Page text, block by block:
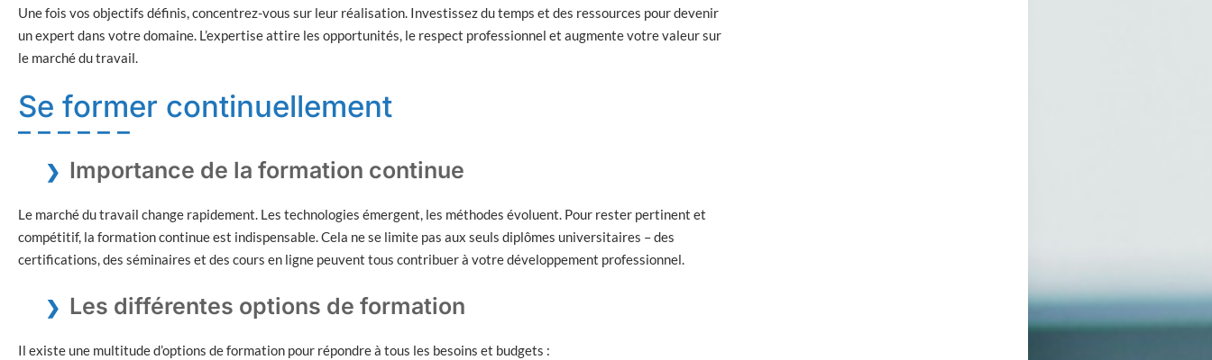
Une fois vos objectifs définis, concentrez-vous sur leur réalisation. Investissez du temps et des ressources pour devenir
un expert dans votre domaine. L’expertise attire les opportunités, le respect professionnel et augmente votre valeur sur
le marché du travail.
Se former continuellement
Importance de la formation continue
Le marché du travail change rapidement. Les technologies émergent, les méthodes évoluent. Pour rester pertinent et
compétitif, la formation continue est indispensable. Cela ne se limite pas aux seuls diplômes universitaires – des
certifications, des séminaires et des cours en ligne peuvent tous contribuer à votre développement professionnel.
Les différentes options de formation
Il existe une multitude d’options de formation pour répondre à tous les besoins et budgets :